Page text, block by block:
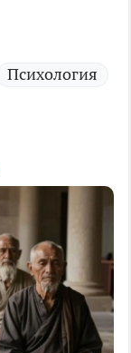
Психология